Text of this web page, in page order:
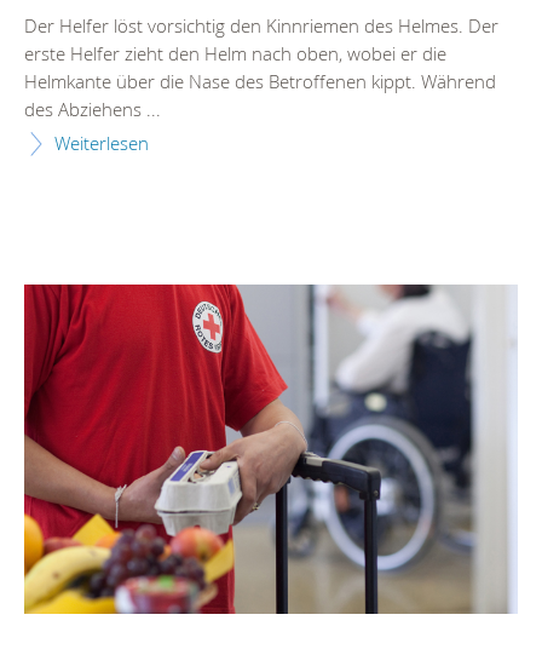
Der Helfer löst vorsichtig den Kinnriemen des Helmes. Der
erste Helfer zieht den Helm nach oben, wobei er die
Helmkante über die Nase des Betroffenen kippt. Während
des Abziehens ...
Weiterlesen